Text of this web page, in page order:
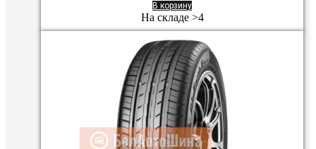
В корзину
На складе >4